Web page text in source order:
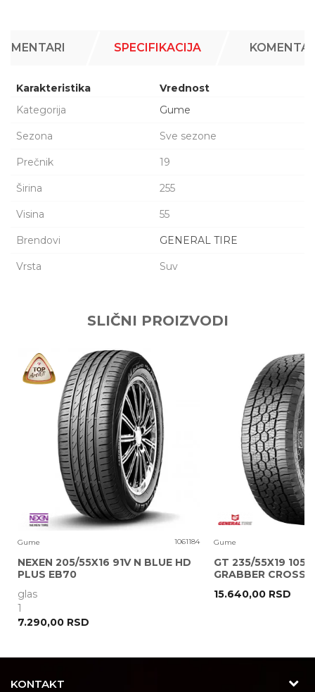
SPECIFIKACIJA
Karakteristika
Vrednost
Kategorija
Gume
Sezona Sve sezone
Prečnik 19
Širina 255
Visina 55
Brendovi GENERAL TIRE
Vrsta Suv
SLIČNI PROIZVODI
Gume 1061184
NEXEN 205/55X16 91V N BLUE HD
PLUS EB70
glas
1
7.290,00 RSD
Gume
GT 235/55X19 105V
GRABBER CROSS
15.640,00 RSD
KONTAKT